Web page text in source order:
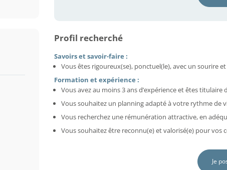
Profil recherché
Savoirs et savoir-faire :
Vous êtes rigoureux(se), ponctuel(le), avec un sourire
Formation et expérience :
Vous avez au moins 3 ans d’expérience et êtes
Vous souhaitez un planning adapté à votre rythme de
Vous recherchez une rémunération attractive, en
Vous souhaitez être reconnu(e) et valorisé(e) pour
Je